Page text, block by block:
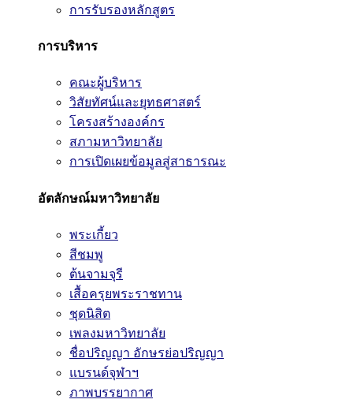
การรับรองหลักสูตร
การบริหาร
คณะผู้บริหาร
วิสัยทัศน์และยุทธศาสตร์
โครงสร้างองค์กร
สภามหาวิทยาลัย
การเปิดเผยข้อมูลสู่สาธารณะ
อัตลักษณ์มหาวิทยาลัย
พระเกี้ยว
สีชมพู
ต้นจามจุรี
เสื้อครุยพระราชทาน
ชุดนิสิต
เพลงมหาวิทยาลัย
ชื่อปริญญา อักษรย่อปริญญา
แบรนด์จุฬาฯ
ภาพบรรยากาศ